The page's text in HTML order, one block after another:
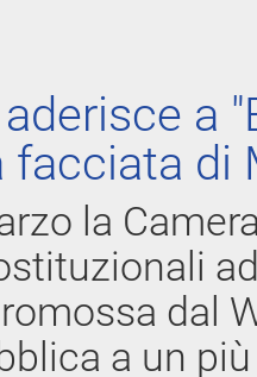
a
facciata di
la
dal
a un